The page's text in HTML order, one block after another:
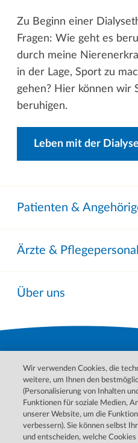
Zu Beginn einer
Fragen: Wie geht es
durch meine
in der Lage, Sport zu
gehen? Hier können wir
beruhigen.
Leben mit der Dialyse
Patienten &
Ärzte & Pflegepersonal
Über uns
Bitte wenden Sie sich für
Informationen zu Ihren
Wir verwenden Cookies, die
weitere, um Ihnen den
(Personalisierung von Inhalten
Funktionen für soziale Medien,
unserer Website, um die
verbessern). Sie können selbst
und entscheiden, welche Cookies